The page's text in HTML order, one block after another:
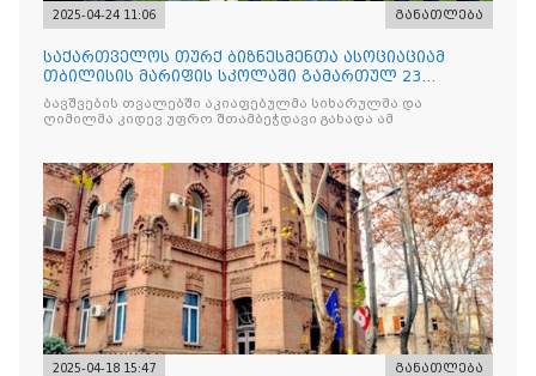
2025-04-24 11:06 განათლება
საქართველოს თურქ ბიზნესმენთა ასოციაციამ
თბილისის მარიფის სკოლაში გამართულ 23
აპრილის ეროვნული სუვერე
ბავშვების თვალებში აკიაფებულმა სიხარულმა და
ღიმილმა კიდევ უფრო შთამბეჭდავი გახადა ამ
2025-04-18 15:47 განათლება